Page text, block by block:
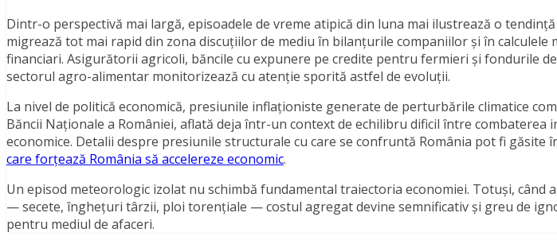
Dintr-o perspectivă mai largă, episoadele de vreme atipică din luna mai ilustrează o
migrează tot mai rapid din zona discuțiilor de mediu în bilanțurile companiilor și în calculele
financiari. Asigurătorii agricoli, băncile cu expunere pe credite pentru fermieri și fondurile
sectorul agro-alimentar monitorizează cu atenție sporită astfel de evoluții.
La nivel de politică economică, presiunile inflaționiste generate de perturbările climatice
Băncii Naționale a României, aflată deja într-un context de echilibru dificil între combaterea
economice. Detalii despre presiunile structurale cu care se confruntă România pot fi găsite
care forțează România să accelereze economic.
Un episod meteorologic izolat nu schimbă fundamental traiectoria economiei. Totuși, când
— secete, înghețuri târzii, ploi torențiale — costul agregat devine semnificativ și greu de
pentru mediul de afaceri.